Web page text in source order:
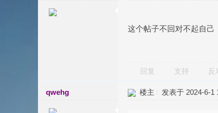
这个帖子不回对不起自己
回复 支持 反
qwehg 楼主 发表于 2024-6-1